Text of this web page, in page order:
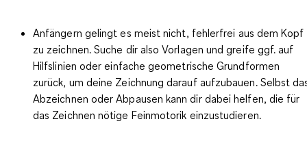
Anfängern gelingt es meist nicht, fehlerfrei aus dem Kopf
zu zeichnen. Suche dir alsoVorlagen und greife ggf. auf
Hilfslinien oder einfache geometrische Grundformen
zurück, um deine Zeichnung darauf aufzubauen. Selbst
Abzeichnen oder Abpausen kann dir dabei helfen, die für
das Zeichnen nötige Feinmotorik einzustudieren.